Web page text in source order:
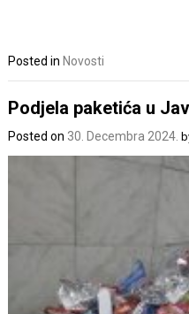
Posted in Novosti
Podjela paketića u
Posted on 30. Decembra 2024.